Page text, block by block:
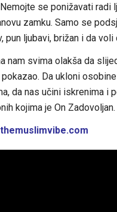
se ponižavati radi
zamku. Samo se
pun ljubavi, brižan i da voli
nam svima olakša da
pokazao. Da ukloni
da nas učini iskrenima i
kojima je On